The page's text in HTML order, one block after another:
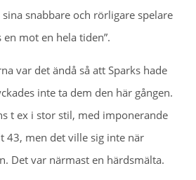
sina snabbare och rörligare spelare
mot en hela tiden”.
var det ändå så att Sparks hade
inte ta dem den här gången.
t ex i stor stil, med imponerande
43, men det ville sig inte när
Det var närmast en härdsmälta.